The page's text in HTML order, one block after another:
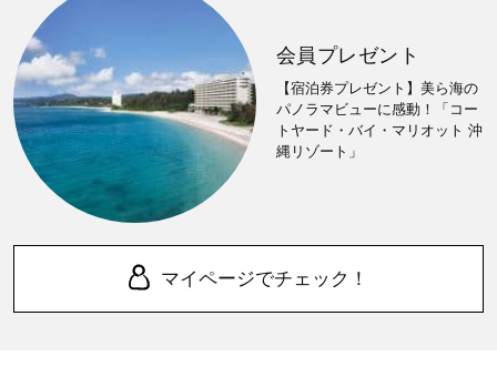
会員プレゼント
【宿泊券プレゼント】美ら海の
パノラマビューに感動！「コー
トヤード・バイ・マリオット 沖
縄リゾート」
マイページでチェック！